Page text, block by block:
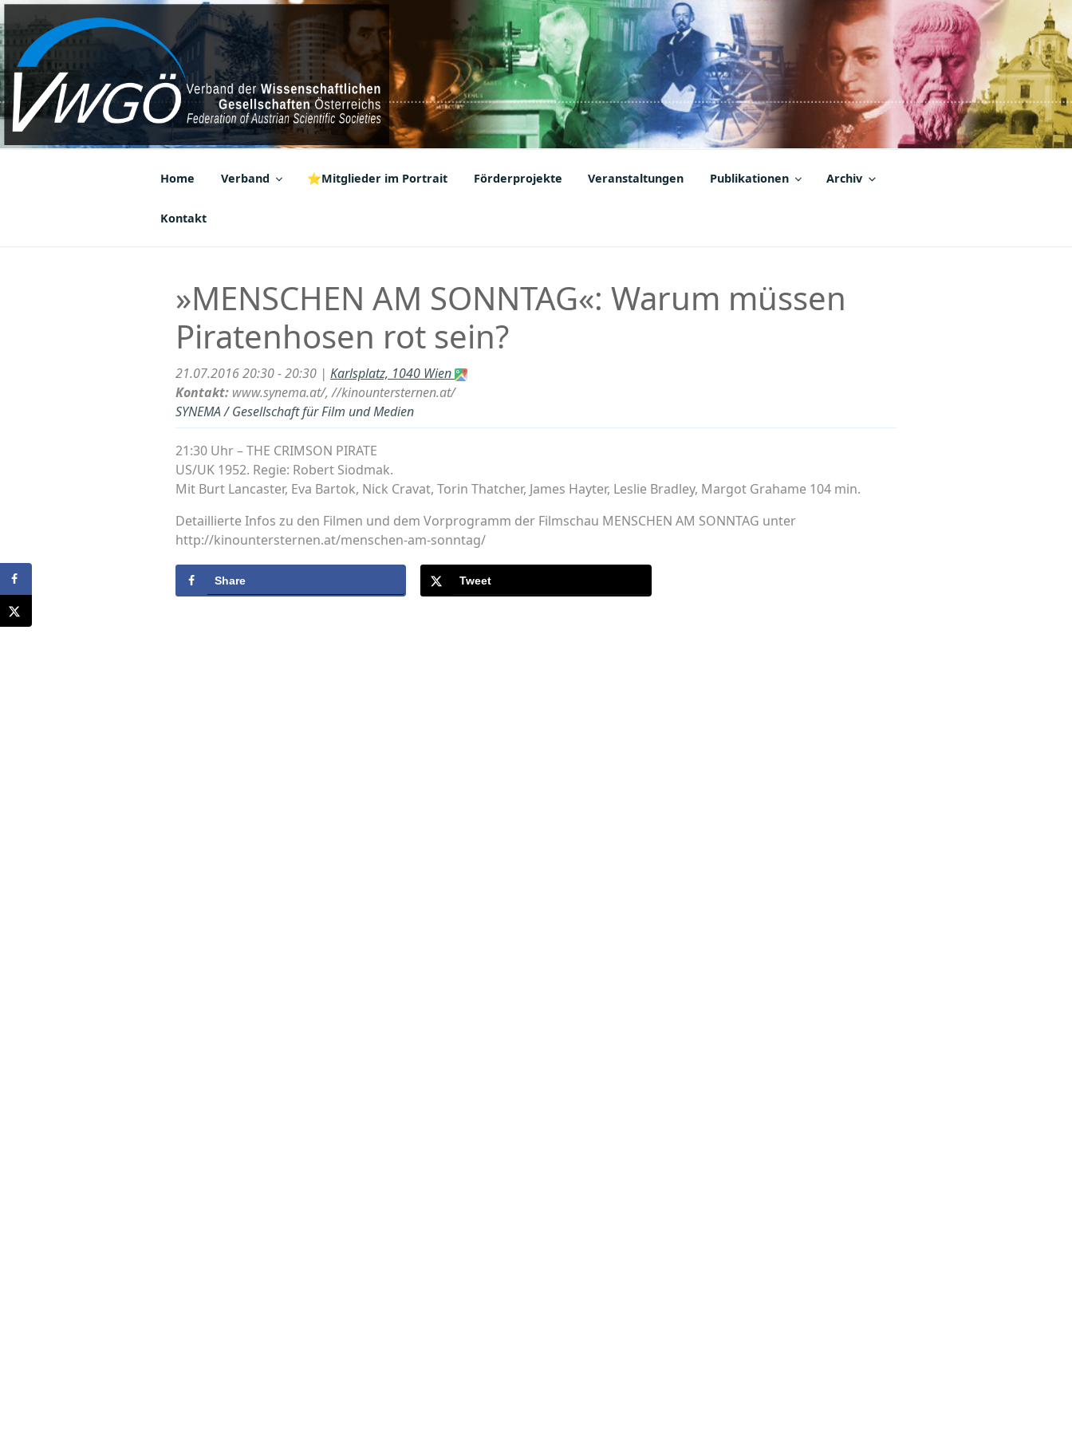
Zum
Inhalt
springen
VWGÖ
Federation of Austrian Scientific Societies
Home Verband ⭐Mitglieder im Portrait Förderprojekte Veranstaltungen Publikationen Archiv
Kontakt
»MENSCHEN AM SONNTAG«: Warum müssen
Piratenhosen rot sein?
21.07.2016 20:30 - 20:30 | Karlsplatz, 1040 Wien
Kontakt: www.synema.at/, //kinountersternen.at/
SYNEMA / Gesellschaft für Film und Medien
21:30 Uhr – THE CRIMSON PIRATE
US/UK 1952. Regie: Robert Siodmak.
Mit Burt Lancaster, Eva Bartok, Nick Cravat, Torin Thatcher, James Hayter, Leslie Bradley, Margot Grahame 104 min.
Detaillierte Infos zu den Filmen und dem Vorprogramm der Filmschau MENSCHEN AM SONNTAG unter
http://kinountersternen.at/menschen-am-sonntag/
Share Tweet